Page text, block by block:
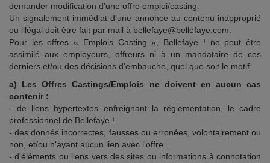
demander modification d'une offre emploi/casting.
Un signalement immédiat d'une annonce au contenu inapproprié
ou illégal doit être fait par mail à bellefaye@bellefaye.com.
Pour les offres « Emplois Casting », Bellefaye ! ne peut être
assimilé aux employeurs, offreurs ni à un mandataire de ces
derniers et/ou des décisions d'embauche, quel que soit le motif.
a) Les Offres Castings/Emplois ne doivent en aucun cas
contenir :
- de liens hypertextes enfreignant la réglementation, le cadre
professionnel de Bellefaye !
- des donnés incorrectes, fausses ou erronées, volontairement ou
non, et/ou n'ayant aucun lien avec l'offre.
- d'éléments ou liens vers des sites ou informations à connotation